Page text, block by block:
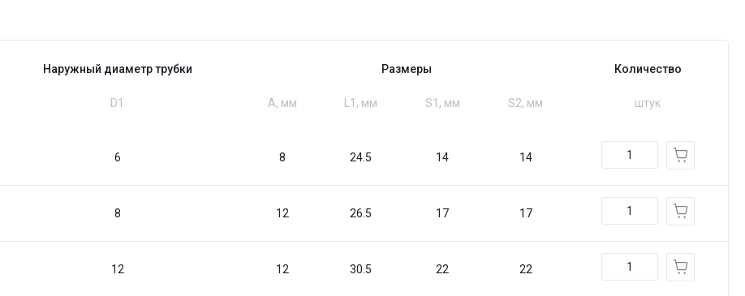
Наружный диаметр трубки Размеры Количество
D1 A, мм L1, мм S1, мм S2, мм штук
6 8 24.5 14 14
8 12 26.5 17 17
12 12 30.5 22 22